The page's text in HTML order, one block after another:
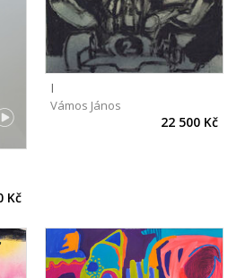
Kč
I
Vámos János
22 500 Kč